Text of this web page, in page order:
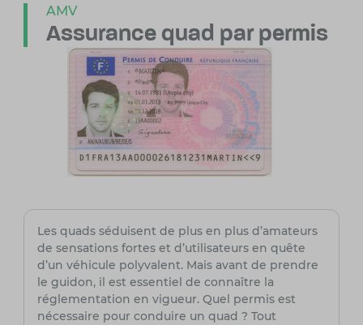
AMV
Assurance quad par permis
Les quads séduisent de plus en plus d’amateurs
de sensations fortes et d’utilisateurs en quête
d’un véhicule polyvalent. Mais avant de prendre
le guidon, il est essentiel de connaître la
réglementation en vigueur. Quel permis est
nécessaire pour conduire un quad ? Tout